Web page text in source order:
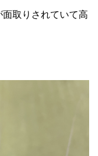
取りされていて高